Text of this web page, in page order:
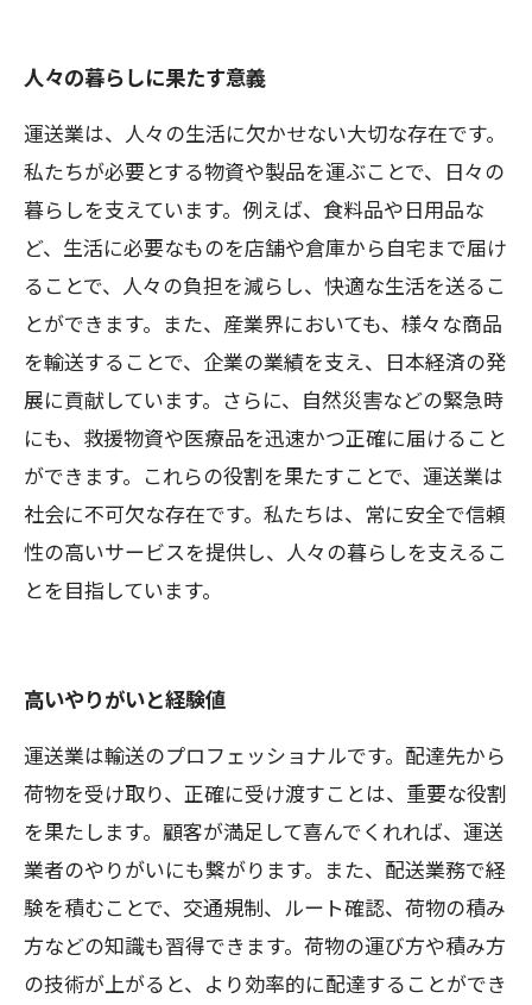
人々の暮らしに果たす意義
運送業は、人々の生活に欠かせない大切な存在です。
私たちが必要とする物資や製品を運ぶことで、日々の
暮らしを支えています。例えば、食料品や日用品な
ど、生活に必要なものを店舗や倉庫から自宅まで届け
ることで、人々の負担を減らし、快適な生活を送るこ
とができます。また、産業界においても、様々な商品
を輸送することで、企業の業績を支え、日本経済の発
展に貢献しています。さらに、自然災害などの緊急時
にも、救援物資や医療品を迅速かつ正確に届けること
ができます。これらの役割を果たすことで、運送業は
社会に不可欠な存在です。私たちは、常に安全で信頼
性の高いサービスを提供し、人々の暮らしを支えるこ
とを目指しています。
高いやりがいと経験値
運送業は輸送のプロフェッショナルです。配達先から
荷物を受け取り、正確に受け渡すことは、重要な役割
を果たします。顧客が満足して喜んでくれれば、運送
業者のやりがいにも繋がります。また、配送業務で経
験を積むことで、交通規制、ルート確認、荷物の積み
方などの知識も習得できます。荷物の運び方や積み方
の技術が上がると、より効率的に配達することができ